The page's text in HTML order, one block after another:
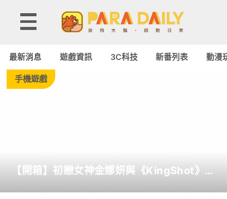
Tag:
-
遊
戲
最新消息 遊戲資訊 3C科技 新番列表 動漫
手機遊戲
【開箱】初戀女神金娜妍與《KingShot》再